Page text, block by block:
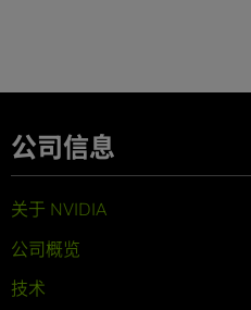
公司信息
关于 NVIDIA
公司概览
技术